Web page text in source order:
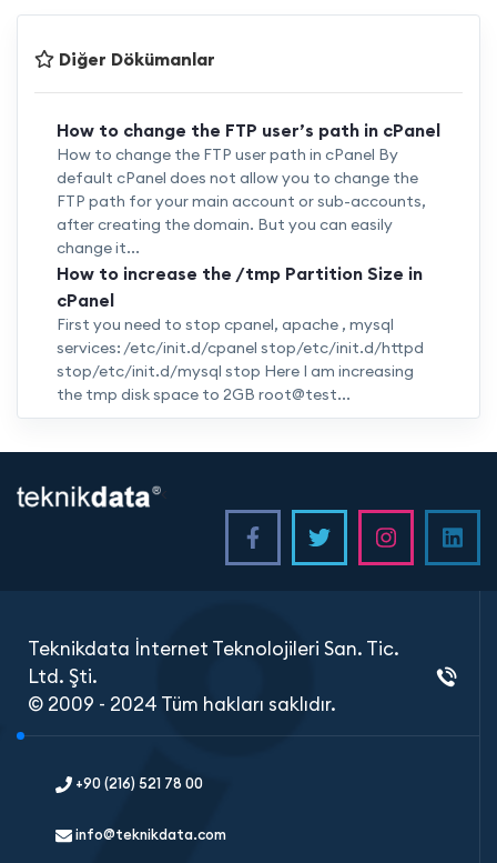
Diğer Dökümanlar
How to change the FTP user’s path in cPanel
How to change the FTP user path in cPanel By
default cPanel does not allow you to change the
FTP path for your main account or sub-accounts,
after creating the domain. But you can easily
change it...
How to increase the /tmp Partition Size in
cPanel
First you need to stop cpanel, apache , mysql
services: /etc/init.d/cpanel stop/etc/init.d/httpd
stop/etc/init.d/mysql stop Here I am increasing
the tmp disk space to 2GB root@test...
<
Teknikdata İnternet Teknolojileri San. Tic.
Ltd. Şti.
© 2009 - 2024 Tüm hakları saklıdır.
+90 (216) 521 78 00
info@teknikdata.com